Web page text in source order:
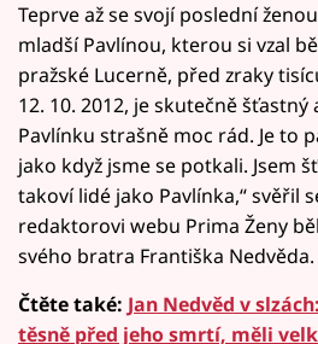
Teprve až se svojí poslední
mladší Pavlínou, kterou si vzal
pražské Lucerně, před zraky
12. 10. 2012, je skutečně šťastný
Pavlínku strašně moc rád. Je to
jako když jsme se potkali. Jsem
takoví lidé jako Pavlínka,“ svěřil
redaktorovi webu Prima Ženy
svého bratra Františka Nedvěda.
Čtěte také: Jan Nedvěd v
těsně před jeho smrtí, měli